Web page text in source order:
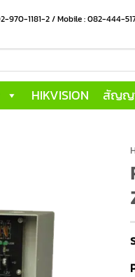
970-1181-2 / Mobile : 082-444-
HIKVISION สัญญ